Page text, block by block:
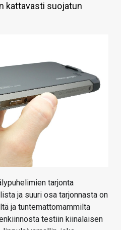
kattavasti suojatun
tarjonta
ja suuri osa tarjonnasta on
ja tuntemattomammilta
testiin kiinalaisen